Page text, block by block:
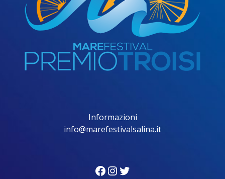
Informazioni
info@marefestivalsalina.it
Facebook InstagramTwitter